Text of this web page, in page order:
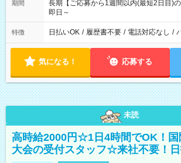
期間
長期【ご応募から1週間以内(最短2日目)の
即日～
特徴 日払いOK / 履歴書不要 / 電話対応なし /
気になる！ 応募する
未読
高時給2000円☆1日4時間でOK！国
大会の受付スタッフ☆来社不要！